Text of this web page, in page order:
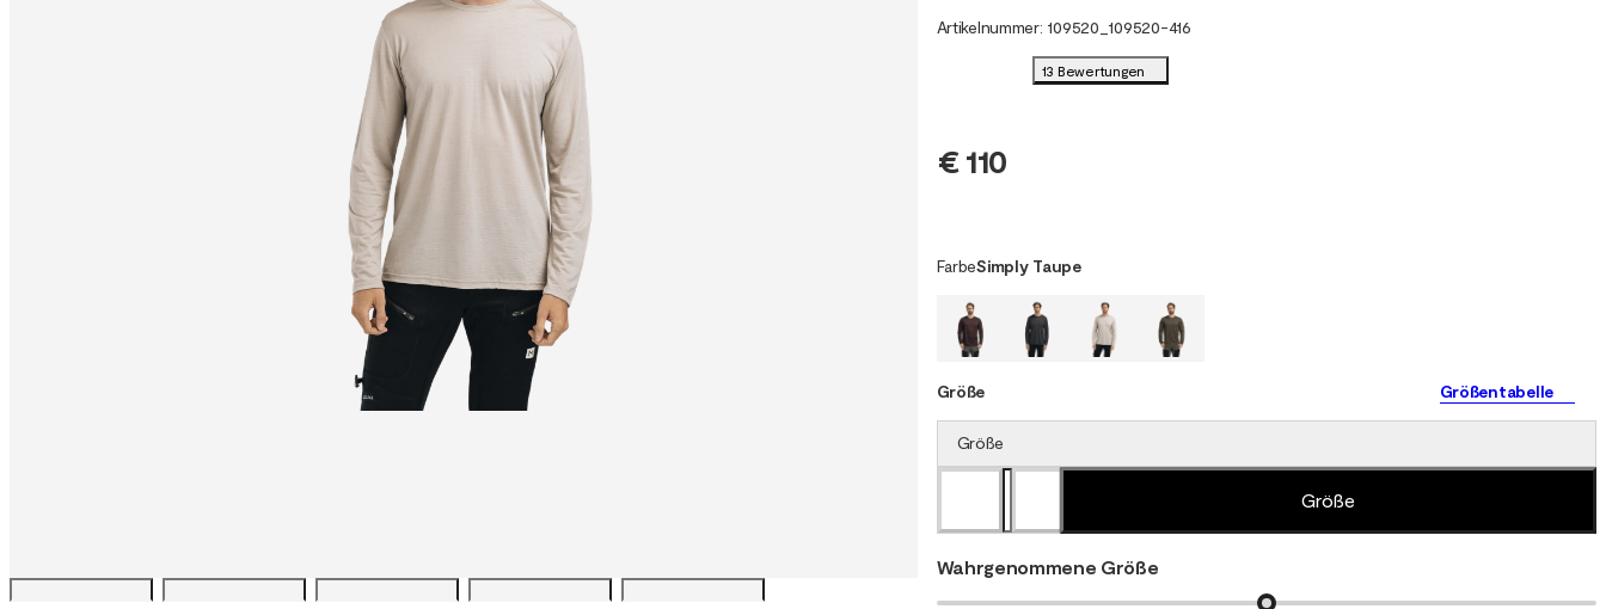
Artikelnummer: 109520 109520-416
13 Bewertungen
€ 110
FarbeSimply Taupe
Größe Größentabelle
Größe
Größe
Wahrgenommene Größe